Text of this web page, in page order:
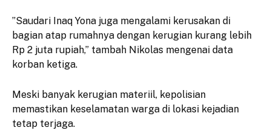
​”Saudari Inaq Yona juga mengalami kerusakan di
bagian atap rumahnya dengan kerugian kurang lebih
Rp 2 juta rupiah,” tambah Nikolas mengenai data
korban ketiga.
​Meski banyak kerugian materiil, kepolisian
memastikan keselamatan warga di lokasi kejadian
tetap terjaga.